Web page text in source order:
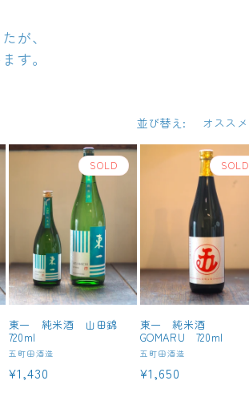
が、
す。
並び替え:
SOLD
東一 純米酒 山田錦
720ml
販
売
五町田酒造
通
¥1,430
SOLD
東一 純米酒
GOMARU 720ml
販
売
五町田酒造
通
¥1,650